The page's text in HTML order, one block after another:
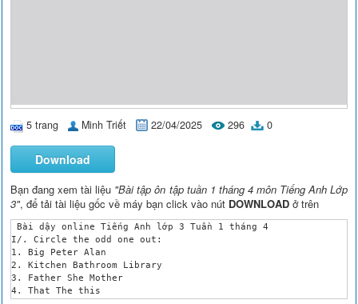
5 trang Minh Triết 22/04/2025 296 0
Download
Bạn đang xem tài liệu "Bài tập ôn tập tuần 1 tháng 4 môn Tiếng Anh Lớp
3", để tải tài liệu gốc về máy bạn click vào nút DOWNLOAD ở trên
Bài dậy online Tiếng Anh lớp 3 Tuần 1 tháng 4
I/. Circle the odd one out:
1. Big Peter Alan
2. Kitchen Bathroom Library
3. Father She Mother
4. That The this